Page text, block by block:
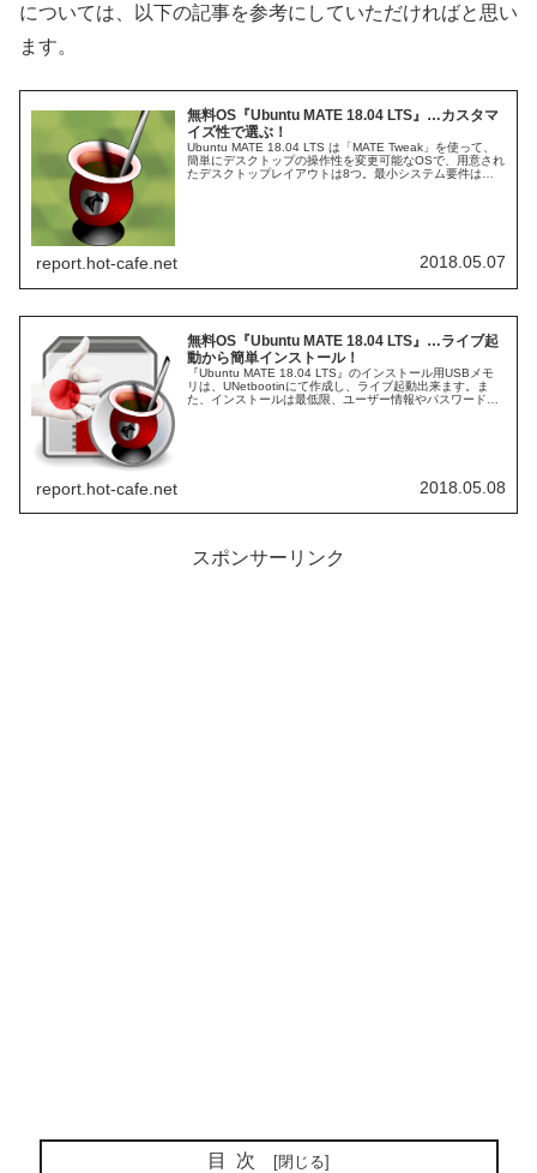
については、以下の記事を参考にしていただければと思い
ます。
無料OS『Ubuntu MATE 18.04 LTS』…カスタマ
イズ性で選ぶ！
Ubuntu MATE 18.04 LTS は「MATE Tweak」を使って、
簡単にデスクトップの操作性を変更可能なOSで、用意され
たデスクトップレイアウトは8つ。最小システム要件は、
report.hot-cafe.net 2018.05.07
無料OS『Ubuntu MATE 18.04 LTS』…ライブ起
動から簡単インストール！
『Ubuntu MATE 18.04 LTS』のインストール用USBメモ
リは、UNetbootinにて作成し、ライブ起動出来ます。ま
た、インストールは最低限、ユーザー情報やパスワードの
report.hot-cafe.net 2018.05.08
スポンサーリンク
目次